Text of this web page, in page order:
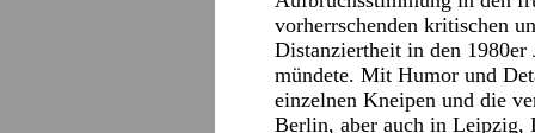
vorherrschenden kritischen
Distanziertheit in den
mündete. Mit Humor und
einzelnen Kneipen und die
Berlin, aber auch in Leipzig,